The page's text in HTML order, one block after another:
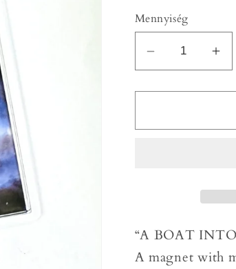
Mennyiség
Plexi
/
plexi
/
“A BOAT
A magnet with